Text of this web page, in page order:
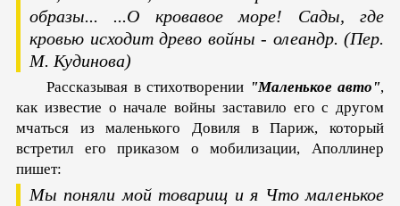
образы... ...О кровавое море!
Сады, где
кровью исходит древо войны - олеандр. (Пер.
М. Кудинова)
Рассказывая в стихотворении "Маленькое авто",
как известие о начале войны заставило его с другом
мчаться из маленького Довиля в Париж, который
встретил его приказом о мобилизации, Аполлинер
пишет:
Мы поняли мой товарищ и я Что маленькое